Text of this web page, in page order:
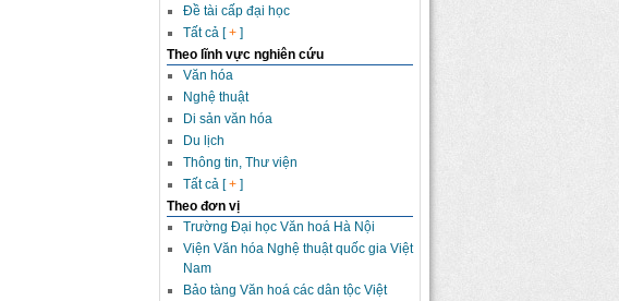
Đề tài cấp đại học
Tất cả [+ ]
Theo lĩnh vực nghiên cứu
Văn hóa
Nghệ thuật
Di sản văn hóa
Du lịch
Thông tin, Thư viện
Tất cả [+ ]
Theo đơn vị
Trường Đại học Văn hoá Hà Nội
Viện Văn hóa Nghệ thuật quốc gia Việt
Nam
Bảo tàng Văn hoá các dân tộc Việt